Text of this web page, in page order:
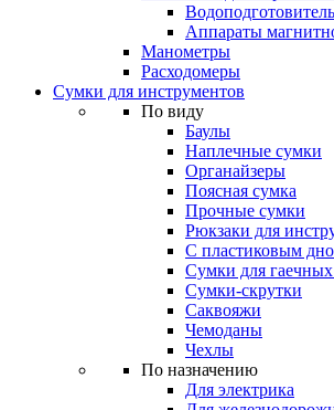
Аппараты
Манометры
Расходомеры
Сумки для инструментов
По виду
Баулы
Наплечные сумки
Органайзеры
Поясная сумка
Прочные сумки
Рюкзаки для
С пластиковым
Сумки для
Сумки-скрутки
Саквояжи
Чемоданы
Чехлы
По назначению
Для электрика